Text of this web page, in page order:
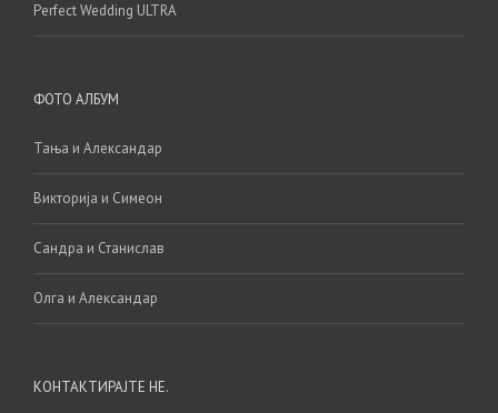
Perfect Wedding ULTRA
ФОТО АЛБУМ
Тања и Александар
Викторија и Симеон
Сандра и Станислав
Олга и Александар
КОНТАКТИРАЈТЕ НЕ.